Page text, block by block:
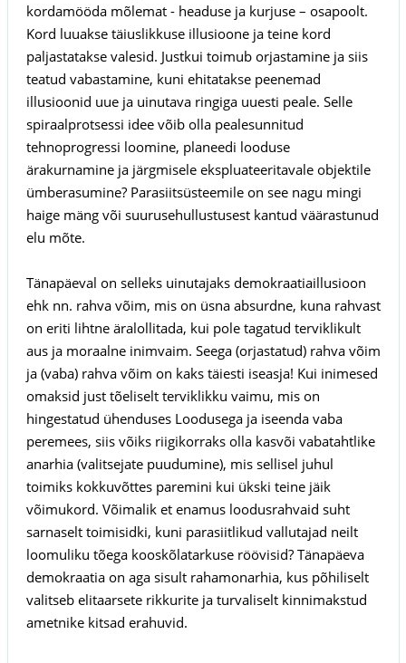
kordamööda mõlemat - headuse ja kurjuse – osapoolt.
Kord luuakse täiuslikkuse illusioone ja teine kord
paljastatakse valesid. Justkui toimub orjastamine ja siis
teatud vabastamine, kuni ehitatakse peenemad
illusioonid uue ja uinutava ringiga uuesti peale. Selle
spiraalprotsessi idee võib olla pealesunnitud
tehnoprogressi loomine, planeedi looduse
ärakurnamine ja järgmisele ekspluateeritavale objektile
ümberasumine? Parasiitsüsteemile on see nagu mingi
haige mäng või suurusehullustusest kantud väärastunud
elu mõte.
Tänapäeval on selleks uinutajaks demokraatiaillusioon
ehk nn. rahva võim, mis on üsna absurdne, kuna rahvast
on eriti lihtne äralollitada, kui pole tagatud terviklikult
aus ja moraalne inimvaim. Seega (orjastatud) rahva võim
ja (vaba) rahva võim on kaks täiesti iseasja! Kui inimesed
omaksid just tõeliselt terviklikku vaimu, mis on
hingestatud ühenduses Loodusega ja iseenda vaba
peremees, siis võiks riigikorraks olla kasvõi vabatahtlike
anarhia (valitsejate puudumine), mis sellisel juhul
toimiks kokkuvõttes paremini kui ükski teine jäik
võimukord. Võimalik et enamus loodusrahvaid suht
sarnaselt toimisidki, kuni parasiitlikud vallutajad neilt
loomuliku tõega kooskõlatarkuse röövisid? Tänapäeva
demokraatia on aga sisult rahamonarhia, kus põhiliselt
valitseb elitaarsete rikkurite ja turvaliselt kinnimakstud
ametnike kitsad erahuvid.